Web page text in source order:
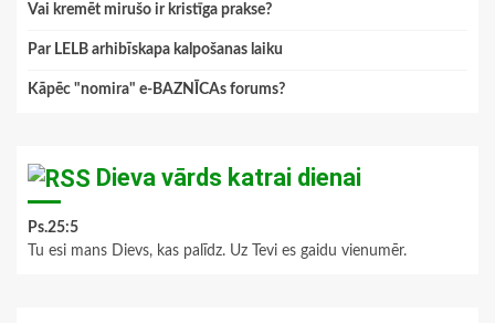
Vai kremēt mirušo ir kristīga prakse?
Par LELB arhibīskapa kalpošanas laiku
Kāpēc "nomira" e-BAZNĪCAs forums?
Dieva vārds katrai dienai
Ps.25:5
Tu esi mans Dievs, kas palīdz. Uz Tevi es gaidu vienumēr.